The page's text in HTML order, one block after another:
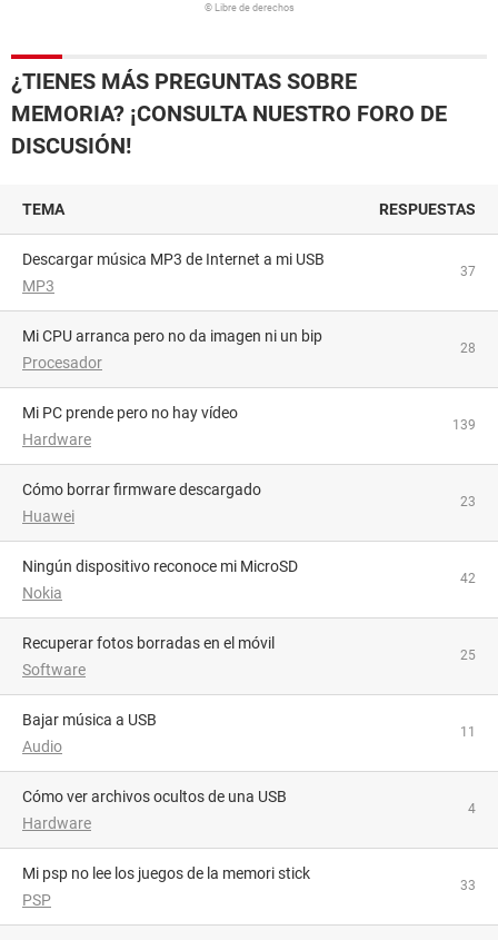
© Libre de derechos
¿TIENES MÁS PREGUNTAS SOBRE
MEMORIA? ¡CONSULTA NUESTRO FORO DE
DISCUSIÓN!
TEMA RESPUESTAS
Descargar música MP3 de Internet a mi USB
MP3
37
Mi CPU arranca pero no da imagen ni un bip
Procesador
28
Mi PC prende pero no hay vídeo
Hardware
139
Cómo borrar firmware descargado
Huawei
23
Ningún dispositivo reconoce mi MicroSD
Nokia
42
Recuperar fotos borradas en el móvil
Software
25
Bajar música a USB
Audio
11
Cómo ver archivos ocultos de una USB
Hardware
4
mi psp no lee los juegos de la memori stick
PSP
33